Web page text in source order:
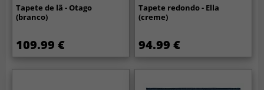
Tapete de lã - Otago
(branco)
109.99 €
Tapete redondo - Ella
(creme)
94.99 €